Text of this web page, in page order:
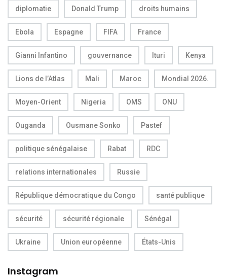
diplomatie Donald Trump droits humains
Ebola Espagne FIFA France
Gianni Infantino gouvernance Ituri Kenya
Lions de l’Atlas Mali Maroc Mondial 2026.
Moyen-Orient Nigeria OMS ONU
Ouganda Ousmane Sonko Pastef
politique sénégalaise Rabat RDC
relations internationales Russie
République démocratique du Congo santé publique
sécurité sécurité régionale Sénégal
Ukraine Union européenne États-Unis
Instagram